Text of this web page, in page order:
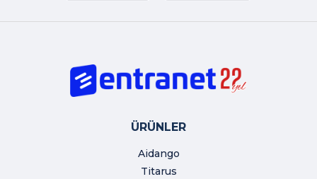
ÜRÜNLER
Aidango
Titarus